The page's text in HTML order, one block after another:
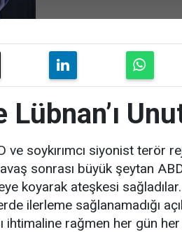
Lübnan’ı
soykırımcı siyonist terör
sonrası büyük şeytan
koyarak ateşkesi
ilerleme sağlanamadığı
ihtimaline rağmen her gün